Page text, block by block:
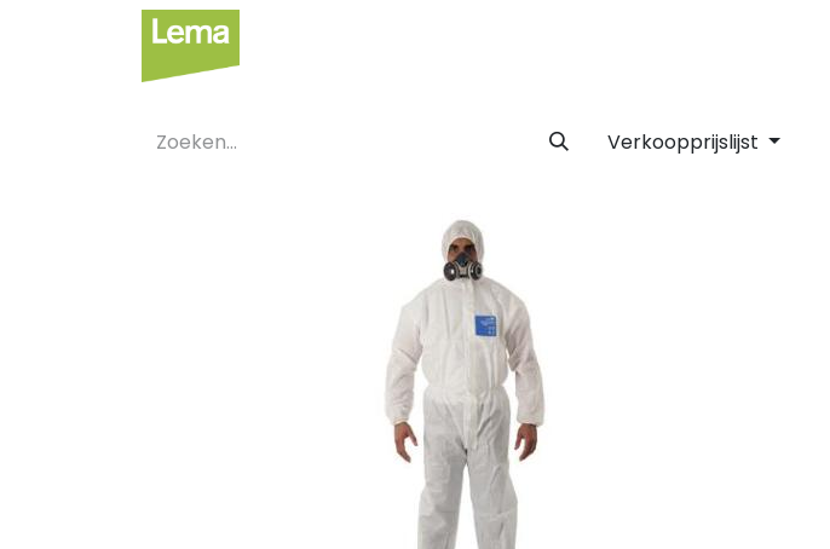
Verkoopprijslijst